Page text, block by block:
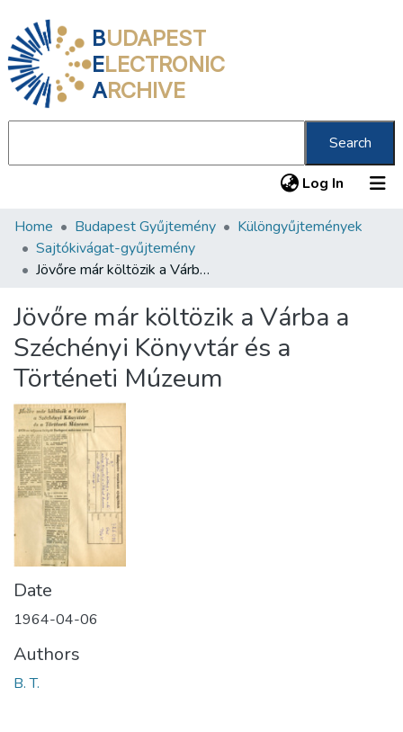
BUDAPEST
ELECTRONIC
ARCHIVE
Search
Log In (current)
Communities & Collections
All of DSpace
About us
Home Budapest Gyűjtemény
Különgyűjtemények
Sajtókivágat-gyűjtemény
Jövőre már költözik a Várba a Széchényi Könyvtár és a Történeti Múzeum
Jövőre már költözik a Várba a
Széchényi Könyvtár és a
Történeti Múzeum
Date
1964-04-06
Authors
B. T.